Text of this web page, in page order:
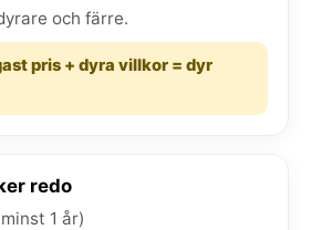
och färre.
pris + dyra villkor = dyr
redo
1 år)